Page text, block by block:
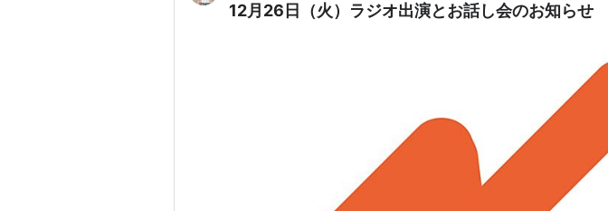
12月26日（火）ラジオ出演とお話し会のお知らせ